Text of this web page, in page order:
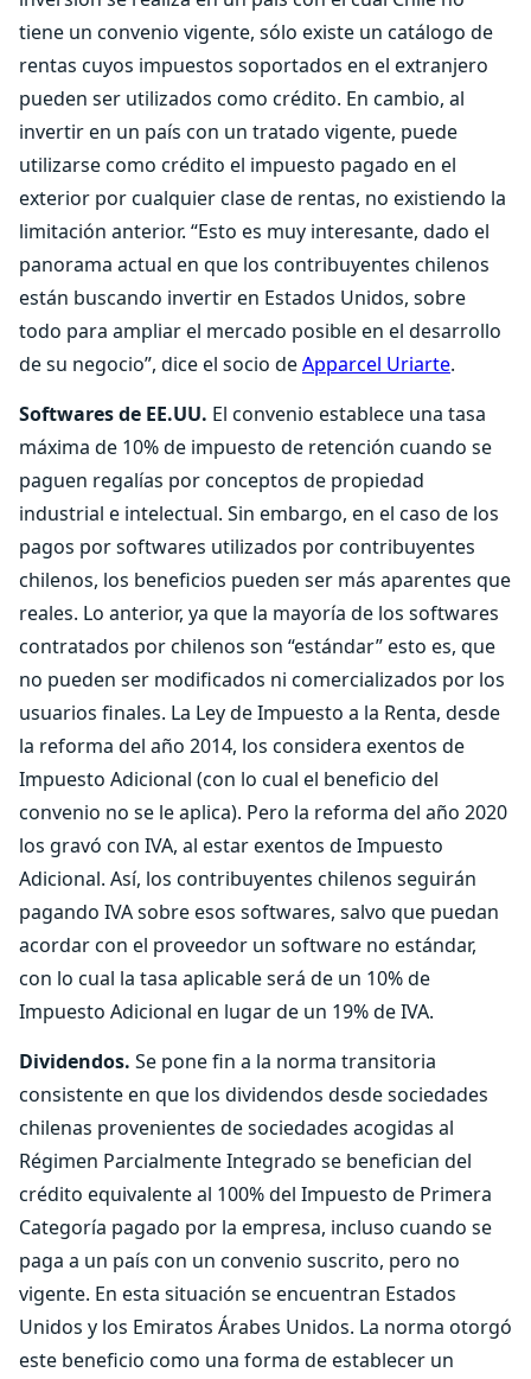
tiene un convenio vigente, sólo existe un catálogo de
rentas cuyos impuestos soportados en el extranjero
pueden ser utilizados como crédito. En cambio, al
invertir en un país con un tratado vigente, puede
utilizarse como crédito el impuesto pagado en el
exterior por cualquier clase de rentas, no existiendo la
limitación anterior. “Esto es muy interesante, dado el
panorama actual en que los contribuyentes chilenos
están buscando invertir en Estados Unidos, sobre
todo para ampliar el mercado posible en el desarrollo
de su negocio”, dice el socio deApparcel Uriarte.
Softwares de EE.UU. El convenio establece una tasa
máxima de 10% de impuesto de retención cuando se
paguen regalías por conceptos de propiedad
industrial e intelectual. Sin embargo, en el caso de los
pagos por softwares utilizados por contribuyentes
chilenos, los beneficios pueden ser más aparentes que
reales. Lo anterior, ya que la mayoría de los softwares
contratados por chilenos son “estándar” esto es, que
no pueden ser modificados ni comercializados por los
usuarios finales. La Ley de Impuesto a la Renta, desde
la reforma del año 2014, los considera exentos de
Impuesto Adicional (con lo cual el beneficio del
convenio no se le aplica). Pero la reforma del año 2020
los gravó con IVA, al estar exentos de Impuesto
Adicional. Así, los contribuyentes chilenos seguirán
pagando IVA sobre esos softwares, salvo que puedan
acordar con el proveedor un software no estándar,
con lo cual la tasa aplicable será de un 10% de
Impuesto Adicional en lugar de un 19% de IVA.
Dividendos. Se pone fin a la norma transitoria
consistente en que los dividendos desde sociedades
chilenas provenientes de sociedades acogidas al
Régimen Parcialmente Integrado se benefician del
crédito equivalente al 100% del Impuesto de Primera
Categoría pagado por la empresa, incluso cuando se
paga a un país con un convenio suscrito, pero no
vigente. En esta situación se encuentran Estados
Unidos y los Emiratos Árabes Unidos. La norma otorgó
este beneficio como una forma de establecer un